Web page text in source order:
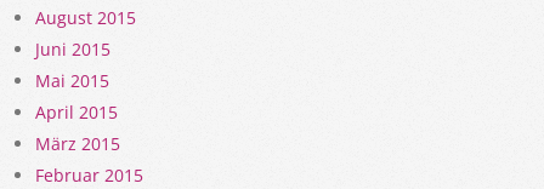
August 2015
Juni 2015
Mai 2015
April 2015
März 2015
Februar 2015